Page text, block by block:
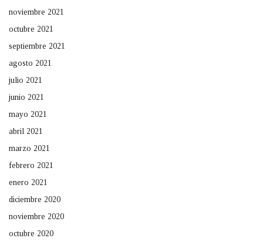
noviembre 2021
octubre 2021
septiembre 2021
agosto 2021
julio 2021
junio 2021
mayo 2021
abril 2021
marzo 2021
febrero 2021
enero 2021
diciembre 2020
noviembre 2020
octubre 2020